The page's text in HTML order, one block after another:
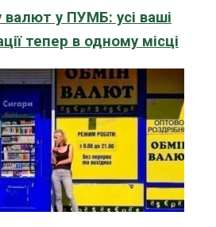
валют у ПУМБ: усі ваші
тепер в одному місці